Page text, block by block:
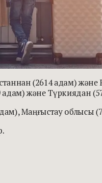
(2614 адам) және
және Түркиядан
Маңғыстау облысы